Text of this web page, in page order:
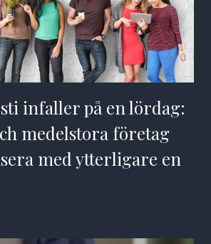
infaller på en lördag:
medelstora företag
med ytterligare en